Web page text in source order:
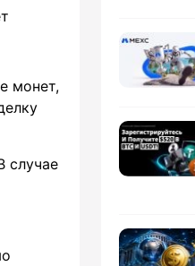
монет,
случае